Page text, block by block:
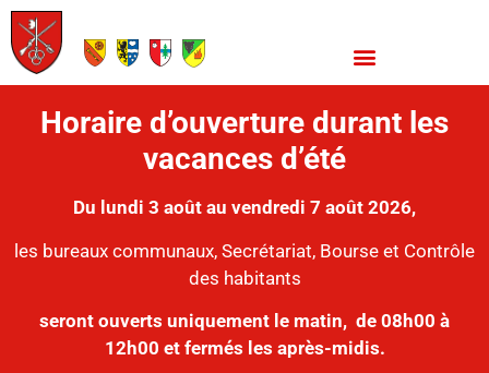
Horaire d’ouverture durant les
vacances d’été
Du lundi 3 août au vendredi 7 août 2026,
les bureaux communaux, Secrétariat, Bourse et Contrôle
des habitants
seront ouverts uniquement le matin, de 08h00 à
12h00 et fermés les après-midis.